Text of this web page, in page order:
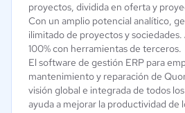
proyectos, dividida en oferta y
Con un amplio potencial analítico,
ilimitado de proyectos y sociedades.
100% con herramientas de terceros.
El software de gestión ERP para
mantenimiento y reparación de
visión global e integrada de todos
ayuda a mejorar la productividad de